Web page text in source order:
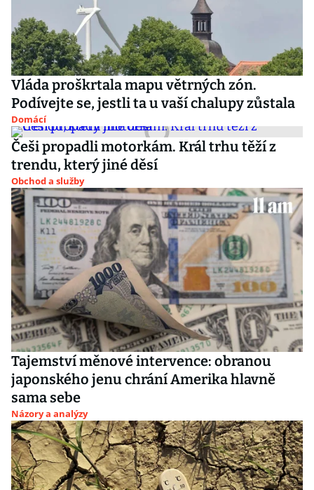
Vláda proškrtala mapu větrných zón.
Podívejte se, jestli ta u vaší chalupy zůstala
Domácí
Češi propadli motorkám. Král trhu těží z
trendu, který jiné děsí
Obchod a služby
Tajemství měnové intervence: obranou
japonského jenu chrání Amerika hlavně
sama sebe
Názory a analýzy